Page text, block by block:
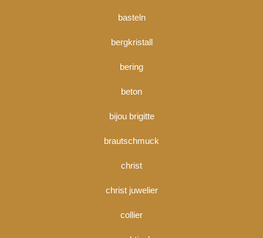
basteln
bergkristall
bering
beton
bijou brigitte
brautschmuck
christ
christ juwelier
collier